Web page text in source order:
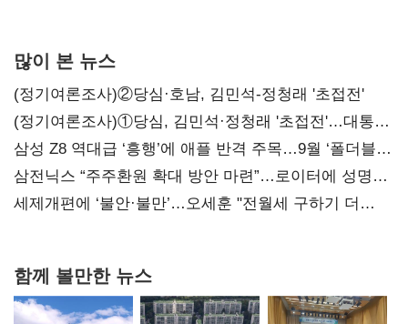
많이 본 뉴스
(정기여론조사)②당심·호남, 김민석-정청래 '초접전'
(정기여론조사)①당심, 김민석·정청래 '초접전'…대통령
지지도 '50% 아래로'(종합)
삼성 Z8 역대급 ‘흥행’에 애플 반격 주목…9월 ‘폴더블
대전’
삼전닉스 “주주환원 확대 방안 마련”…로이터에 성명
보내
세제개편에 ‘불안·불만’…오세훈 "전월세 구하기 더
함께 볼만한 뉴스